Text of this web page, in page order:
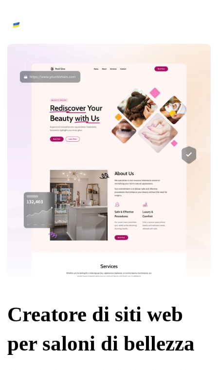
Creatore di siti web
per saloni di bellezza